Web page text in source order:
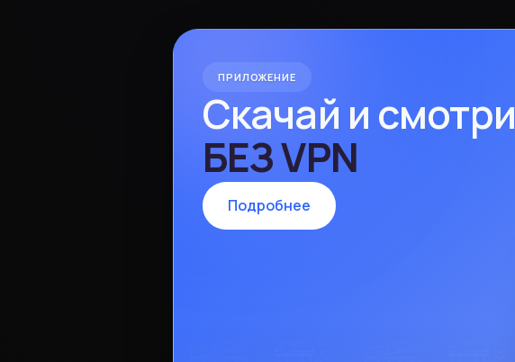
ПРИЛОЖЕНИЕ
Скачай и смотри
БЕЗ VPN
Подробнее